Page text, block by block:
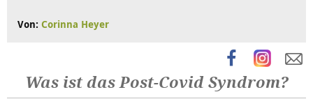
Von: Corinna Heyer
Was ist das Post-Covid Syndrom?